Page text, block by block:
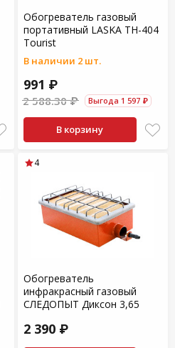
Обогреватель газовый
портативный LASKA TH-404
Tourist
В наличии 2 шт.
991 ₽
2 588.30 ₽ Выгода 1 597 ₽
В корзину
Обогреватель
инфракрасный газовый
СЛЕДОПЫТ Диксон 3,65
2 390 ₽
4